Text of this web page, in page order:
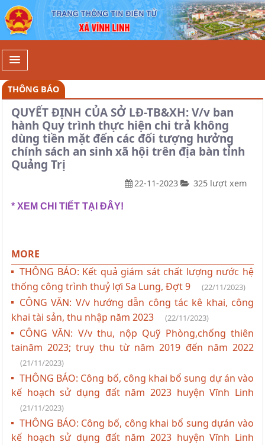
Chi tiết - Xã Vĩnh Linh
THÔNG BÁO
QUYẾT ĐỊNH CỦA SỞ LĐ-TB&XH: V/v ban
hành Quy trình thực hiện chi trả không
dùng tiền mặt đến các đối tượng hưởng
chính sách an sinh xã hội trên địa bàn tỉnh
Quảng Trị
22-11-2023 325 lượt xem
* XEM CHI TIẾT TẠI ĐÂY!
MORE
THÔNG BÁO: Kết quả giám sát chất lượng nước hệ
thống công trình thuỷ lợi Sa Lung, Đợt 9
(22/11/2023)
CÔNG VĂN: V/v hướng dẫn công tác kê khai, công
khai tài sản, thu nhập năm 2023
(22/11/2023)
CÔNG VĂN: V/v thu, nộp Quỹ Phòng,chống thiên
tainăm 2023; truy thu từ năm 2019 đến năm 2022
(21/11/2023)
THÔNG BÁO: Công bố, công khai bổ sung dự án vào
kế hoạch sử dụng đất năm 2023 huyện Vĩnh Linh
(21/11/2023)
THÔNG BÁO: Công bố, công khai bổ sung dựán vào
kế hoạch sử dụng đất năm 2023 huyện Vĩnh Linh